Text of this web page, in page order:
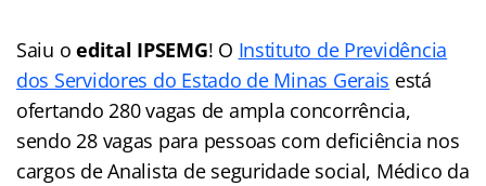
Saiu oedital IPSEMG! O Instituto de Previdência
dos Servidores do Estado de Minas Gerais está
ofertando 280 vagas de ampla concorrência,
sendo 28 vagas para pessoas com deficiência nos
cargos de Analista de seguridade social, Médico da